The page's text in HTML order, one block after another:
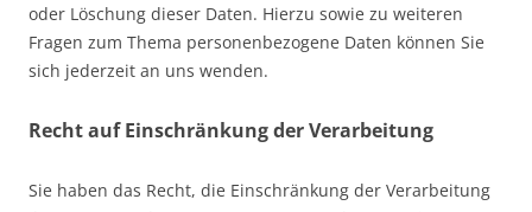
oder Löschung dieser Daten. Hierzu sowie zu weiteren
Fragen zum Thema personenbezogene Daten können Sie
sich jederzeit an uns wenden.
Recht auf Einschränkung der Verarbeitung
Sie haben das Recht, die Einschränkung der Verarbeitung